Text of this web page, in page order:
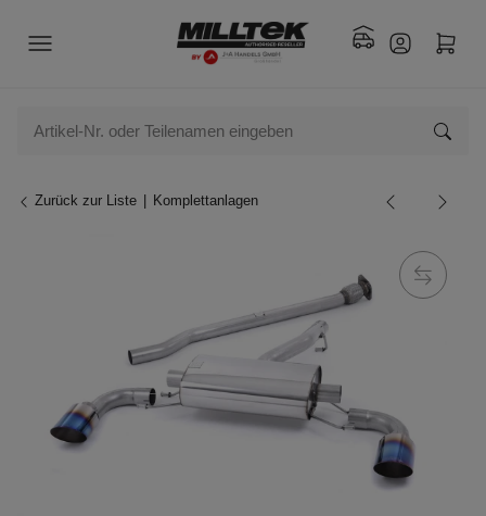
Zurück zur Liste Komplettanlagen